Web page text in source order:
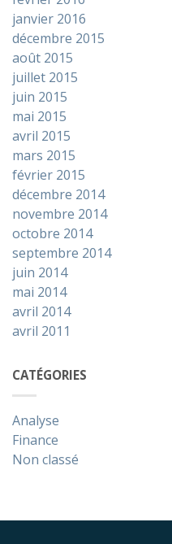
janvier 2016
décembre 2015
août 2015
juillet 2015
juin 2015
mai 2015
avril 2015
mars 2015
février 2015
décembre 2014
novembre 2014
octobre 2014
septembre 2014
juin 2014
mai 2014
avril 2014
avril 2011
CATÉGORIES
Analyse
Finance
Non classé